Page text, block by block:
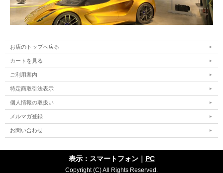
お店のトップへ戻る
カートを見る
ご利用案内
特定商取引法表示
個人情報の取扱い
メルマガ登録
お問い合わせ
表示：スマートフォン｜ PC
Copyright (C) All Rights Reserved.